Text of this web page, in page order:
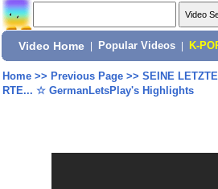
Video Home Popular Videos K-
Home>> Previous Page>> SEINE
RTE... ☆ GermanLetsPlay's Highlights